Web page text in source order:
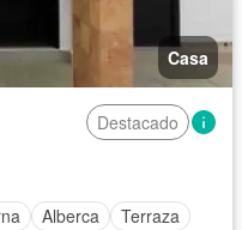
Casa
Destacado
Alberca
Terraza